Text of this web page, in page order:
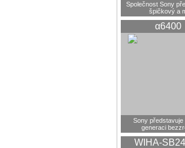
Společnost Sony
špičkový a
α6400
Sony představuje
generaci
WIHA-